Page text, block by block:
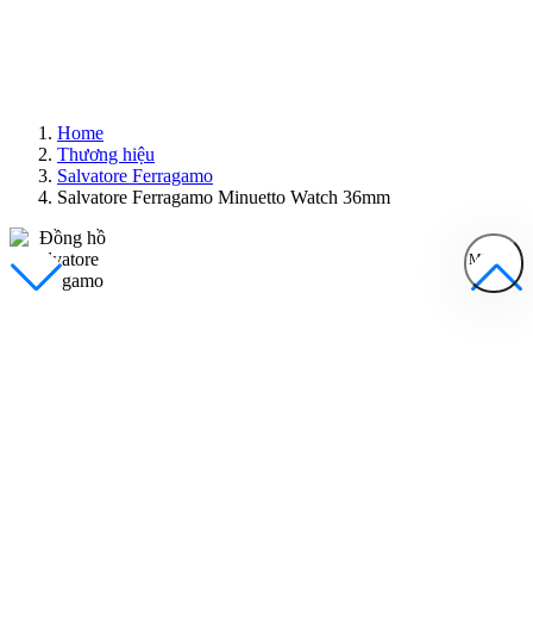
Home
Thương hiệu
Salvatore Ferragamo
Salvatore Ferragamo Minuetto Watch 36mm
MENU